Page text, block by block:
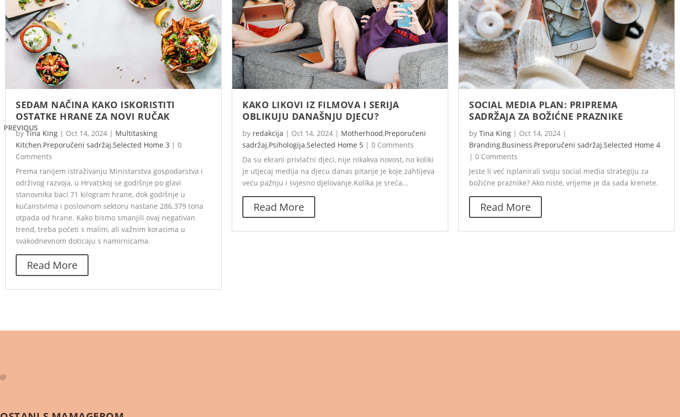
PREVIOUS
SEDAM NAČINA KAKO ISKORISTITI
OSTATKE HRANE ZA NOVI RUČAK
by Tina King | Oct 14, 2024 | Multitasking
Kitchen,Preporučeni sadržaj,Selected Home 3 | 0
Comments
Prema ranijem istraživanju Ministarstva gospodarstva i
održivog razvoja, u Hrvatskoj se godišnje po glavi
stanovnika baci 71 kilogram hrane, dok godišnje u
kućanstvima i poslovnom sektoru nastane 286.379 tona
otpada od hrane. Kako bismo smanjili ovaj negativan
trend, treba početi s malim, ali važnim koracima u
svakodnevnom doticaju s namirnicama.
Read More
KAKO LIKOVI IZ FILMOVA I SERIJA
OBLIKUJU DANAŠNJU DJECU?
by redakcija | Oct 14, 2024 | Motherhood,Preporučeni
sadržaj,Psihologija,Selected Home 5 | 0 Comments
Da su ekrani privlačni djeci, nije nikakva novost, no koliki
je utjecaj medija na djecu danas pitanje je koje zahtijeva
veću pažnju i svjesno djelovanje.Kolika je sreća...
Read More
SOCIAL MEDIA PLAN: PRIPREMA
SADRŽAJA ZA BOŽIĆNE PRAZNIKE
by Tina King | Oct 14, 2024 |
Branding,Business,Preporučeni sadržaj,Selected Home 4
| 0 Comments
Jeste li već isplanirali svoju social media strategiju za
božićne praznike? Ako niste, vrijeme je da sada krenete.
Read More
@